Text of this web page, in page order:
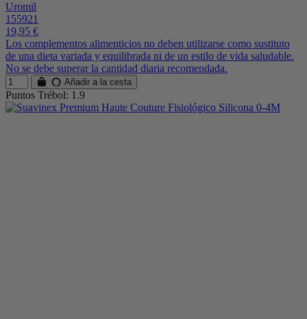
Uromil
155921
19,95 €
Los complementos alimenticios no deben utilizarse como sustituto
de una dieta variada y equilibrada ni de un estilo de vida saludable.
No se debe superar la cantidad diaria recomendada.
Añadir a la cesta
Puntos Trébol: 1.9